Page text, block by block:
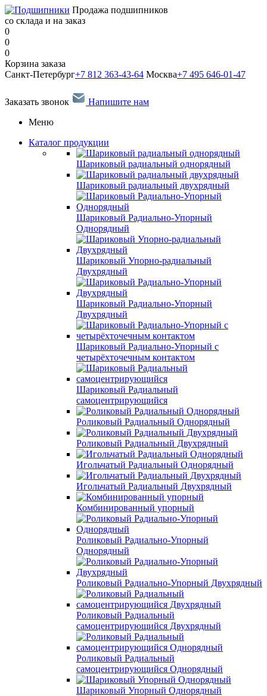
Продажа подшипников
со склада и на заказ
0
0
0
Корзина заказа
Санкт-Петербург+7 812 363-43-64 Москва+7 495 646-01-47
Заказать звонок
Напишите нам
Меню
Каталог продукции
Шариковый радиальный однорядный
Шариковый радиальный двухрядный
Шариковый Радиально-Упорный
Однорядный
Шариковый Упорно-радиальный
Двухрядный
Шариковый Радиально-Упорный
Двухрядный
Шариковый Радиально-Упорный с
четырёхточечным контактом
Шариковый Радиальный
самоцентрирующийся
Роликовый Радиальный Однорядный
Роликовый Радиальный Двухрядный
Игольчатый Радиальный Однорядный
Игольчатый Радиальный Двухрядный
Комбинированный упорный
Роликовый Радиально-Упорный
Однорядный
Роликовый Радиально-Упорный Двухрядный
Роликовый Радиальный
самоцентрирующийся Двухрядный
Роликовый Радиальный
самоцентрирующийся Однорядный
Шариковый Упорный Однорядный